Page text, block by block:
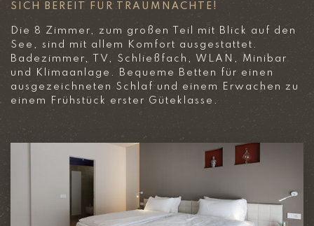
SICH BEREIT FÜR TRAUMNÄCHTE!
Die 8 Zimmer, zum großen Teil mit Blick auf den
See, sind mit allem Komfort ausgestattet.
Badezimmer, TV, Schließfach, WLAN, Minibar
und Klimaanlage. Bequeme Betten für einen
ausgezeichneten Schlaf und einem Erwachen zu
einem Frühstück erster Güteklasse.